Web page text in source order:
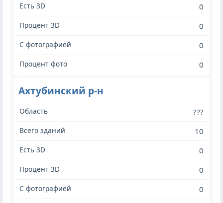
0
0
0
0
Ахтубинский р-н
???
10
0
0
0